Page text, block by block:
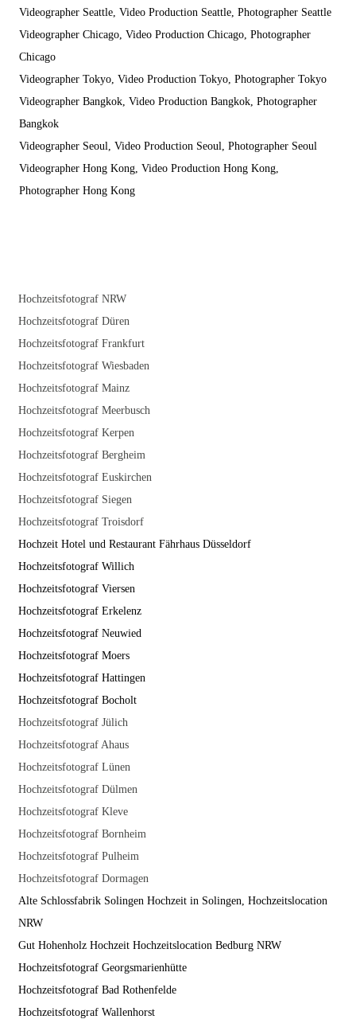
Hochzeitsfotograf NRW
Hochzeitsfotograf Düren
Hochzeitsfotograf Frankfurt
Hochzeitsfotograf Wiesbaden
Hochzeitsfotograf Mainz
Hochzeitsfotograf Meerbusch
Hochzeitsfotograf Kerpen
Hochzeitsfotograf Bergheim
Hochzeitsfotograf Euskirchen
Hochzeitsfotograf Siegen
Hochzeitsfotograf Troisdorf
Hochzeit Hotel und Restaurant Fährhaus Düsseldorf
Hochzeitsfotograf Willich
Hochzeitsfotograf Viersen
Hochzeitsfotograf Erkelenz
Hochzeitsfotograf Neuwied
Hochzeitsfotograf Moers
Hochzeitsfotograf Hattingen
Hochzeitsfotograf Bocholt
Hochzeitsfotograf Jülich
Hochzeitsfotograf Ahaus
Hochzeitsfotograf Lünen
Hochzeitsfotograf Dülmen
Hochzeitsfotograf Kleve
Hochzeitsfotograf Bornheim
Hochzeitsfotograf Pulheim
Hochzeitsfotograf Dormagen
Alte Schlossfabrik Solingen Hochzeit in Solingen, Hochzeitslocation
NRW
Gut Hohenholz Hochzeit Hochzeitslocation Bedburg NRW
Hochzeitsfotograf Georgsmarienhütte
Hochzeitsfotograf Bad Rothenfelde
Hochzeitsfotograf Wallenhorst
Videographer Seattle, Video Production Seattle, Photographer Seattle
Videographer Chicago, Video Production Chicago, Photographer
Chicago
Videographer Tokyo, Video Production Tokyo, Photographer Tokyo
Videographer Bangkok, Video Production Bangkok, Photographer
Bangkok
Videographer Seoul, Video Production Seoul, Photographer Seoul
Videographer Hong Kong, Video Production Hong Kong,
Photographer Hong Kong